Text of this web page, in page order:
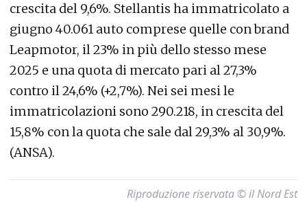
crescita del 9,6%. Stellantis ha immatricolato a
giugno 40.061 auto comprese quelle con brand
Leapmotor, il 23% in più dello stesso mese
2025 e una quota di mercato pari al 27,3%
contro il 24,6% (+2,7%). Nei sei mesi le
immatricolazioni sono 290.218, in crescita del
15,8% con la quota che sale dal 29,3% al 30,9%.
(ANSA).
Riproduzione riservata © il Nord Est